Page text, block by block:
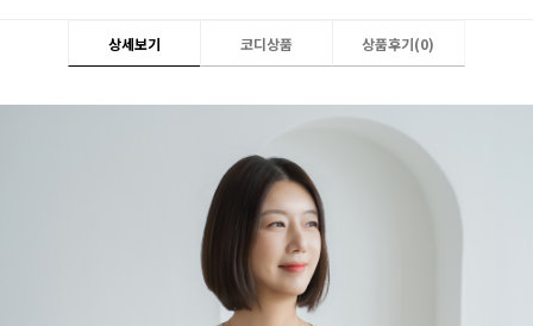
상세보기 코디상품 상품후기(0)